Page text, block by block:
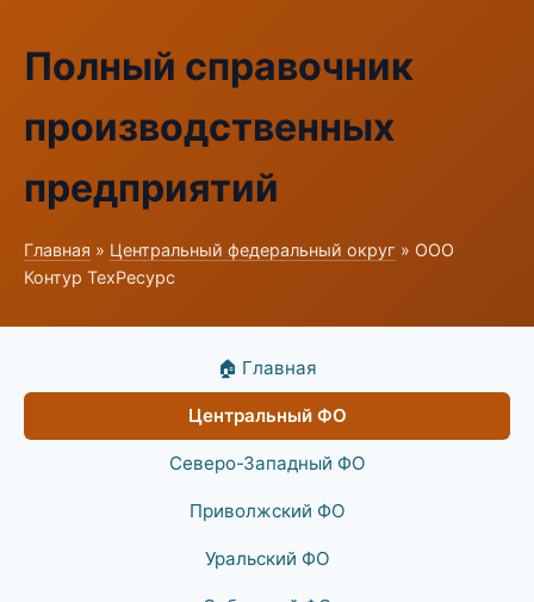
Полный справочник
производственных
предприятий
Главная » Центральный федеральный округ » ООО
Контур ТехРесурс
🏠 Главная
Центральный ФО
Северо-Западный ФО
Приволжский ФО
Уральский ФО